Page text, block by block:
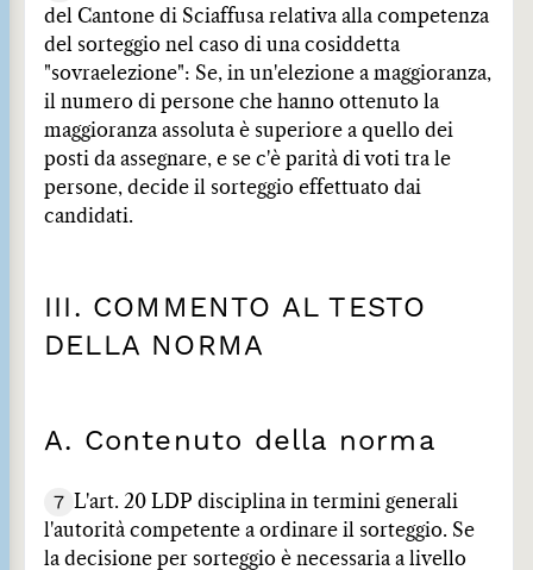
del Cantone di Sciaffusa relativa alla competenza
del sorteggio nel caso di una cosiddetta
"sovraelezione": Se, in un'elezione a maggioranza,
il numero di persone che hanno ottenuto la
maggioranza assoluta è superiore a quello dei
posti da assegnare, e se c'è parità di voti tra le
persone, decide il sorteggio effettuato dai
candidati.
III. COMMENTO AL TESTO
DELLA NORMA
A. Contenuto della norma
7
L'art. 20 LDP disciplina in termini generali
l'autorità competente a ordinare il sorteggio. Se
la decisione per sorteggio è necessaria a livello